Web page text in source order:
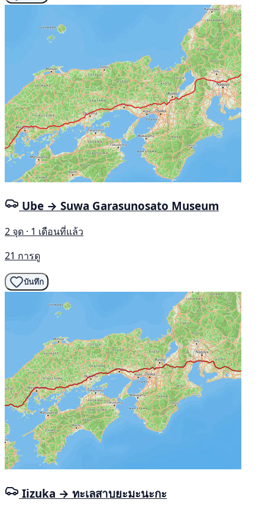
Ube → Suwa Garasunosato Museum
2 จุด · 1 เดือนที่แล้ว
21 การดู
บันทึก
Iizuka → ทะเลสาบยะมะนะกะ